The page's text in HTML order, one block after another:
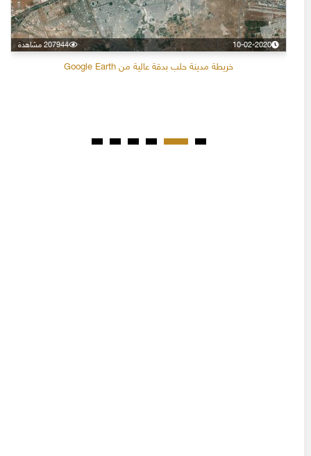
10-02-2020 207944 مشاهدة
خريطة مدينة حلب بدقة عالية من Google Earth